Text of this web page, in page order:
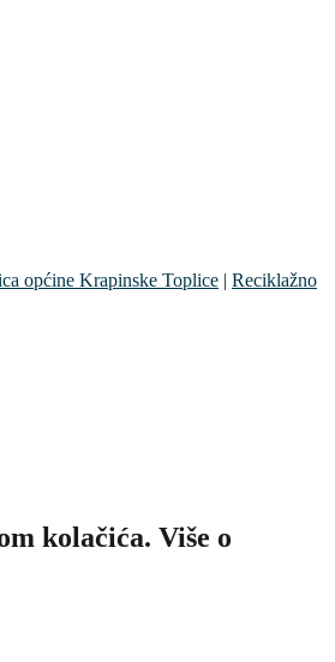
općine Krapinske Toplice | Reciklažno
kolačića. Više o